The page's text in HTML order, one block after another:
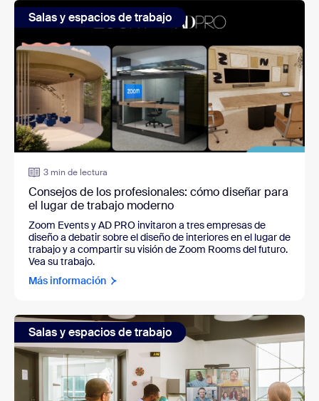
Salas y espacios de trabajo
3 min de lectura
Consejos de los profesionales: cómo diseñar para
el lugar de trabajo moderno
Zoom Events y AD PRO invitaron a tres empresas de
diseño a debatir sobre el diseño de interiores en el lugar de
trabajo y a compartir su visión de Zoom Rooms del futuro.
Vea su trabajo.
Más información
Salas y espacios de trabajo